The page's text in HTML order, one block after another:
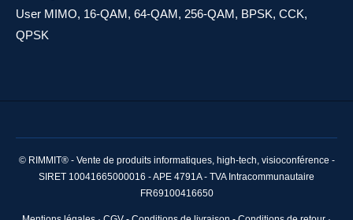
User MIMO, 16-QAM, 64-QAM, 256-QAM, BPSK, CCK,
QPSK
© RIMMIT® - Vente de produits informatiques, high-tech, visioconférence -
SIRET 10041665000016 - APE 4791A - TVA Intracommunautaire
FR69100416650